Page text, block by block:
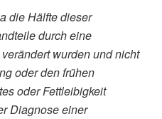
die Hälfte dieser
durch eine
wurden und nicht
oder den frühen
oder Fettleibigkeit
Diagnose einer